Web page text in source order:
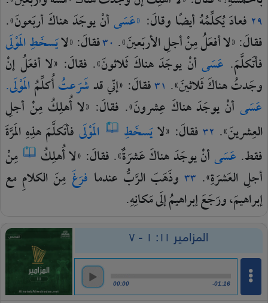
٢٩ فعادَيُكلِّمُهُأيضًاوقالَ: «عَسَىأنْيوجَدَهناكَأربَعونَ».
فقالَ:«لاأفعَلُمِنْأجلِالأربَعينَ». ٣٠فقالَ:«لايَسخَطِالمَوْلَى
فأتَكلَّمَ. عَسَىأنْ يوجَدَهناكَثَلاثونَ». فقالَ: «لاأفعَلُإنْ
وجَدتُهناكَثَلاثينَ». ٣١فقالَ: «إنّيقدشَرَعتُأُكلِّمُالمَوْلَى.
عَسَى أنْ يوجَدَهناكَ عِشرونَ». فقالَ: «لاأُهلِكُمِنْ أجلِ
العِشرينَ». ٣٢ فقالَ: «لايَسخَطِ المَوْلَىفأتَكلَّمَهذِهِالمَرَّةَ
فقط. عَسَىأنْيوجَدَهناكَعَشرَةٌ».فقالَ: «لاأُهلِكُ مِنْ
أجلِالعَشرَةِ». ٣٣ وذَهَبَ الرَّبُّ عندما فرَغَ مِنَالكلامِ مع
إبراهيمَ،ورَجَعَإبراهيمُإلَىمَكانِهِ.
المزامير ١١: ١ - ٧
00:00 -01:16